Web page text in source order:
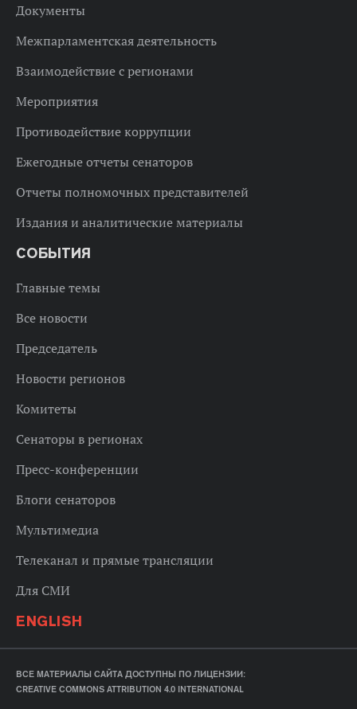
Документы
Межпарламентская деятельность
Взаимодействие с регионами
Мероприятия
Противодействие коррупции
Ежегодные отчеты сенаторов
Отчеты полномочных представителей
Издания и аналитические материалы
СОБЫТИЯ
Главные темы
Все новости
Председатель
Новости регионов
Комитеты
Сенаторы в регионах
Пресс-конференции
Блоги сенаторов
Мультимедиа
Телеканал и прямые трансляции
Для СМИ
ENGLISH
ВСЕ МАТЕРИАЛЫ САЙТА ДОСТУПНЫ ПО ЛИЦЕНЗИИ:
CREATIVE COMMONS ATTRIBUTION 4.0 INTERNATIONAL